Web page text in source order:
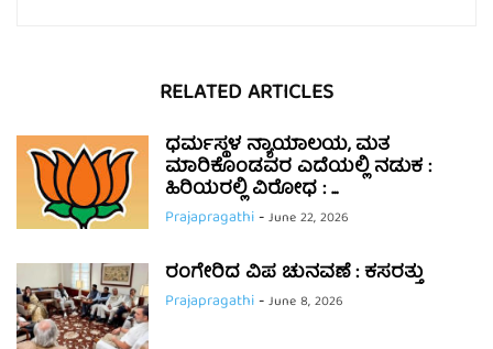
RELATED ARTICLES
ಧರ್ಮಸ್ಥಳ ನ್ಯಾಯಾಲಯ, ಮತ
ಮಾರಿಕೊಂಡವರ ಎದೆಯಲ್ಲಿ ನಡುಕ :
ಹಿರಿಯರಲ್ಲಿ ವಿರೋಧ : ...
Prajapragathi-June 22, 2026
ರಂಗೇರಿದ ವಿಪ ಚುನವಣೆ : ಕಸರತ್ತು
Prajapragathi-June 8, 2026